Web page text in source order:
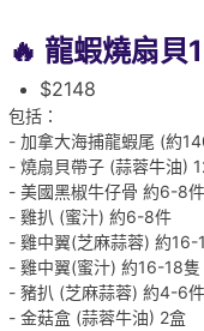
🔥 龍蝦燒扇貝
$2148
包括：
- 加拿大海捕龍蝦尾 (約
- 燒扇貝帶子 (蒜蓉牛油)
- 美國黑椒牛仔骨 約6-8件
- 雞扒 (蜜汁) 約6-8件
- 雞中翼(芝麻蒜蓉) 約16-
- 雞中翼(蜜汁) 約16-18隻
- 豬扒 (芝麻蒜蓉) 約4-6件
- 金菇盒 (蒜蓉牛油) 2盒